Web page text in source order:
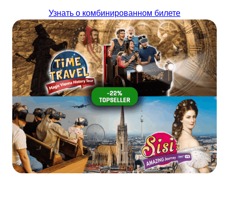
Узнать о комбинированном билете